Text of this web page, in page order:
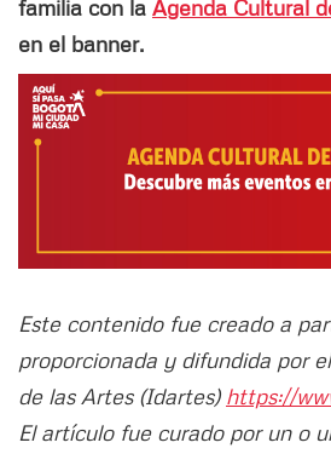
familia con la Agenda Cultural
en el banner.
Este contenido fue creado a
proporcionada y difundida por
de las Artes (Idartes) https://
El artículo fue curado por un o